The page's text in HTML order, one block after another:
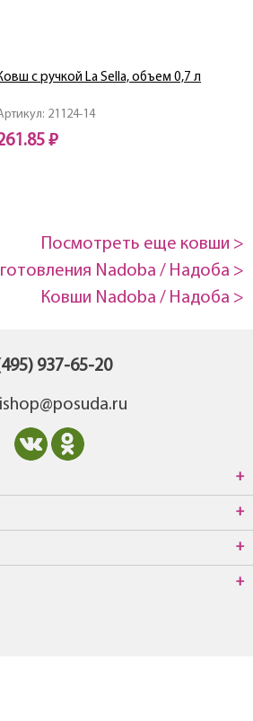
21124-14
с ручкой La Sella, объем 0,7 л
₽
Посмотреть еще ковши >
Nadoba / Надоба >
Ковши Nadoba / Надоба >
937-65-20
ishop@posuda.ru